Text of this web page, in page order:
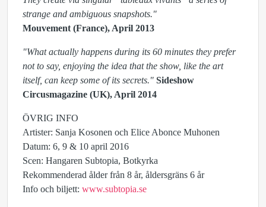
strange and ambiguous snapshots."
Mouvement (France), April 2013
"What actually happens during its 60 minutes they prefer
not to say, enjoying the idea that the show, like the art
itself, can keep some of its secrets." Sideshow
Circusmagazine (UK), April 2014
ÖVRIG INFO
Artister: Sanja Kosonen och Elice Abonce Muhonen
Datum: 6, 9 & 10 april 2016
Scen: Hangaren Subtopia, Botkyrka
Rekommenderad ålder från 8 år, åldersgräns 6 år
Info och biljett: www.subtopia.se